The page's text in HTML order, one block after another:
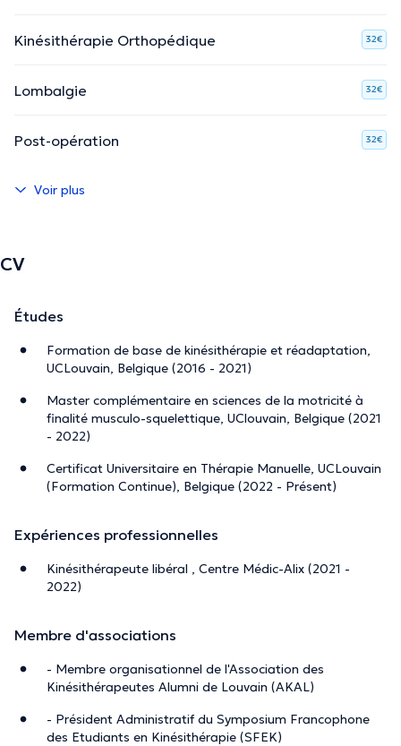
Kinésithérapie Orthopédique 32€
Lombalgie 32€
Post-opération 32€
Voir plus
CV
Études
Formation de base de kinésithérapie et réadaptation,
UCLouvain, Belgique (2016 - 2021)
Master complémentaire en sciences de la motricité à
finalité musculo-squelettique, UClouvain, Belgique (2021
- 2022)
Certificat Universitaire en Thérapie Manuelle, UCLouvain
(Formation Continue), Belgique (2022 - Présent)
Expériences professionnelles
Kinésithérapeute libéral , Centre Médic-Alix (2021 -
2022)
Membre d'associations
- Membre organisationnel de l'Association des
Kinésithérapeutes Alumni de Louvain (AKAL)
- Président Administratif du Symposium Francophone
des Etudiants en Kinésithérapie (SFEK)